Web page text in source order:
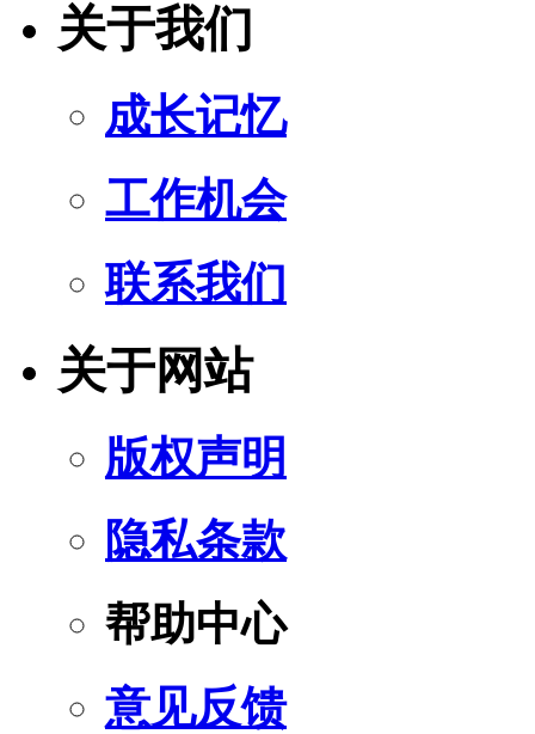
关于我们
成长记忆
工作机会
联系我们
关于网站
版权声明
隐私条款
帮助中心
意见反馈